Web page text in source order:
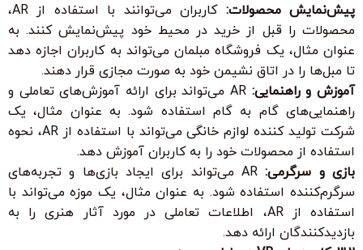
پیش‌نمایش محصولات:
کاربران می‌توانند با استفاده از AR،
محصولات را قبل از خرید در محیط خود پیش‌نمایش کنند. به
عنوان مثال، یک فروشگاه مبلمان می‌تواند به کاربران اجازه دهد
تا مبل‌ها را در اتاق نشیمن خود به صورت مجازی قرار دهند.
آموزش و راهنمایی:
AR می‌تواند برای ارائه آموزش‌های تعاملی و
راهنمایی‌های گام به گام استفاده شود. به عنوان مثال، یک
شرکت تولید کننده لوازم خانگی می‌تواند با استفاده از AR، نحوه
استفاده از محصولات خود را به کاربران آموزش دهد.
بازی و سرگرمی:
AR می‌تواند برای ایجاد بازی‌ها و تجربه‌های
سرگرم‌کننده استفاده شود. به عنوان مثال، یک موزه می‌تواند با
استفاده از AR، اطلاعات تعاملی در مورد آثار هنری را به
بازدیدکنندگان ارائه دهد.